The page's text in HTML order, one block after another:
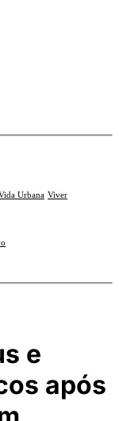
Urbana Viver
e
após